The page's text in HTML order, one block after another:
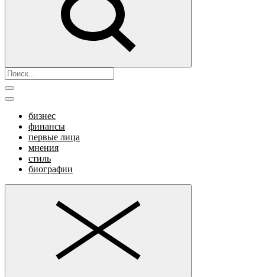
бизнес
финансы
первые лица
мнения
стиль
биографии